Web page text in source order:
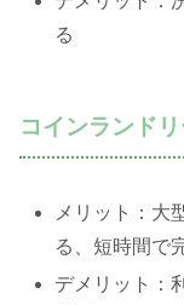
る
コインランド
メリット：大
る、短時間で
デメリット：